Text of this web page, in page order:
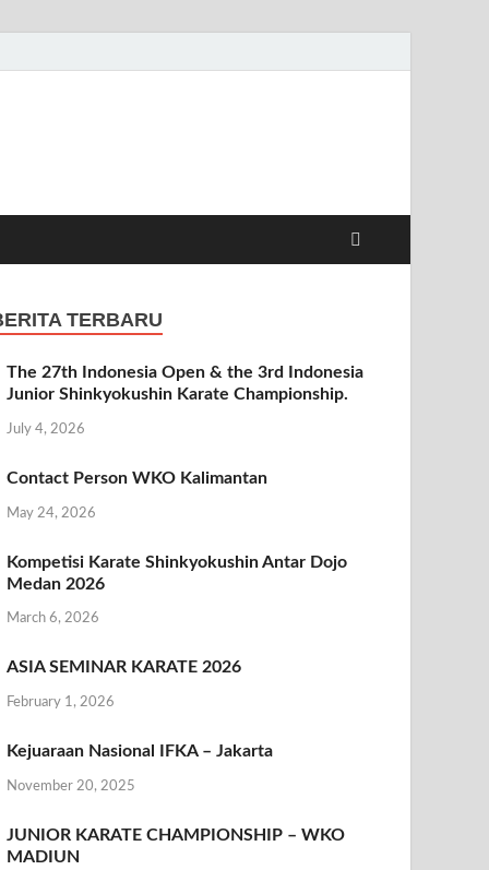
TERBARU
The 27th Indonesia Open & the 3rd Indonesia
Junior Shinkyokushin Karate Championship.
July 4, 2026
Contact Person WKO Kalimantan
May 24, 2026
Kompetisi Karate Shinkyokushin Antar Dojo
Medan 2026
March 6, 2026
ASIA SEMINAR KARATE 2026
February 1, 2026
Kejuaraan Nasional IFKA – Jakarta
November 20, 2025
JUNIOR KARATE CHAMPIONSHIP – WKO
MADIUN